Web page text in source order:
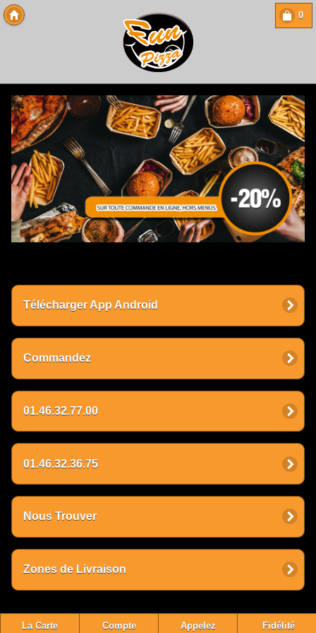
0
Télécharger App Android
Commandez
01.46.32.77.00
01.46.32.36.75
Nous Trouver
Zones de Livraison
La Carte Compte Appelez Fidélité
Copyright 2013 Des-Click Com